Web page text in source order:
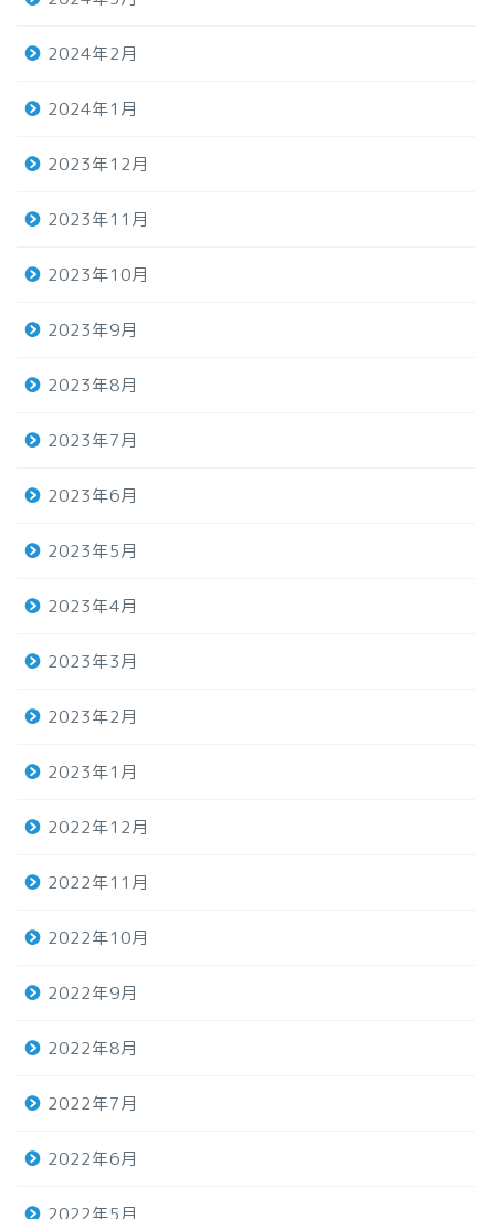
2024年2月
2024年1月
2023年12月
2023年11月
2023年10月
2023年9月
2023年8月
2023年7月
2023年6月
2023年5月
2023年4月
2023年3月
2023年2月
2023年1月
2022年12月
2022年11月
2022年10月
2022年9月
2022年8月
2022年7月
2022年6月